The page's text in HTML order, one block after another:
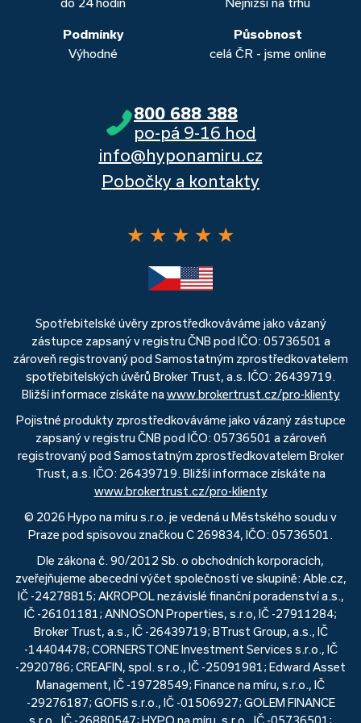
Podmínky
Výhodné
Působnost
celá ČR - jsme online
800 688 388
po-pá 9-16 hod
info@hyponamiru.cz
Pobočky a kontakty
★ ★ ★ ★ ★
Spotřebitelské úvěry zprostředkováváme jako vázaný
zástupce zapsaný v registru ČNB pod IČO: 05736501 a
zároveň registrovaný pod Samostatným zprostředkovatelem
spotřebitelských úvěrů Broker Trust, a.s. IČO: 26439719.
Bližší informace získáte na www.brokertrust.cz/pro-klienty
Pojistné produkty zprostředkováváme jako vázaný zástupce
zapsaný v registru ČNB pod IČO: 05736501 a zároveň
registrovaný pod Samostatným zprostředkovatelem Broker
Trust, a.s. IČO: 26439719. Bližší informace získáte na
www.brokertrust.cz/pro-klienty
© 2026 Hypo na míru s.r.o. je vedená u Městského soudu v
Praze pod spisovou značkou C 269834, IČO: 05736501.
Dle zákona č. 90/2012 Sb. o obchodních korporacích,
zveřejňujeme abecední výčet společností ve skupině: Able.cz,
IČ -24278815; AKROPOL nezávislé finanční poradenství a.s.,
IČ -26101181; ANNOSON Properties, s.r.o, IČ -27911284;
Broker Trust, a.s., IČ -26439719; BTrust Group, a.s., IČ
-14404478; CORNERSTONE Investment Services s.r.o., IČ
-2920786; CREAFIN, spol. s r.o., IČ -25091981; Edward Asset
Management, IČ -19728549; Finance na míru, s.r.o., IČ
-29276187; GOFIS s.r.o., IČ -01506927; GOLEM FINANCE
s.r.o., IČ -26880547; HYPO na míru, s.r.o., IČ -05736501;